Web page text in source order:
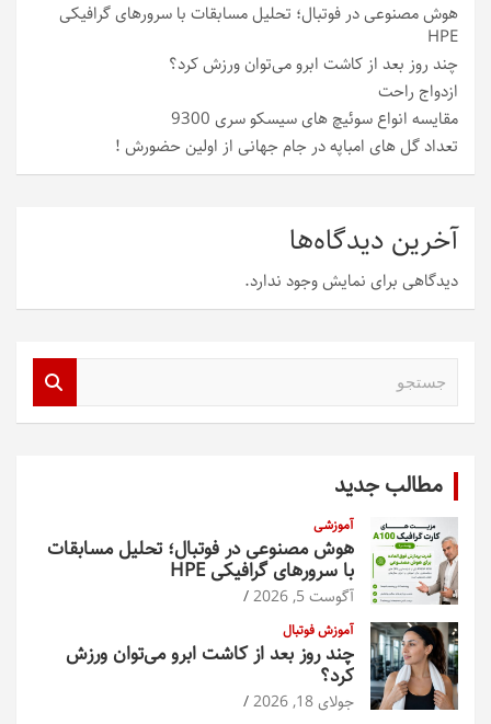
هوش مصنوعی در فوتبال؛ تحلیل مسابقات با سرورهای گرافیکی
HPE
چند روز بعد از کاشت ابرو می‌توان ورزش کرد؟
ازدواج راحت
مقایسه انواع سوئیچ های سیسکو سری 9300
تعداد گل های امباپه در جام جهانی از اولین حضورش !
آخرین دیدگاه‌ها
دیدگاهی برای نمایش وجود ندارد.
مطالب جدید
آموزشی
هوش مصنوعی در فوتبال؛ تحلیل مسابقات
با سرورهای گرافیکی HPE
آگوست 5, 2026
آموزش فوتبال
چند روز بعد از کاشت ابرو می‌توان ورزش
کرد؟
جولای 18, 2026